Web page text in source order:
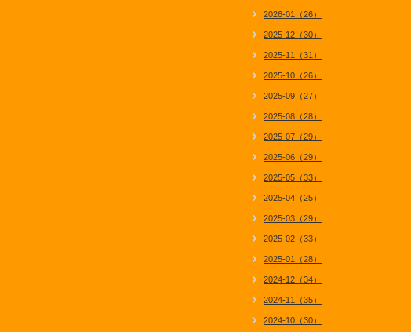
2026-01（26）
2025-12（30）
2025-11（31）
2025-10（26）
2025-09（27）
2025-08（28）
2025-07（29）
2025-06（29）
2025-05（33）
2025-04（25）
2025-03（29）
2025-02（33）
2025-01（28）
2024-12（34）
2024-11（35）
2024-10（30）